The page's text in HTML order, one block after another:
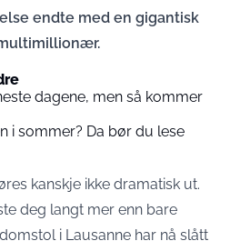
endte med en gigantisk
dagene, men så kommer
i sommer? Da bør du lese
kanskje ikke dramatisk ut.
deg langt mer enn bare
i Lausanne har nå slått